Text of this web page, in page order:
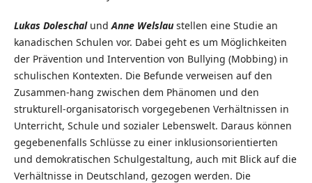
Lukas Doleschal und Anne Welslaustellen eine Studie an
kanadischen Schulen vor. Dabei geht es um Möglichkeiten
der Prävention und Intervention von Bullying (Mobbing) in
schulischen Kontexten. Die Befunde verweisen auf den
Zusammen-hang zwischen dem Phänomen und den
strukturell-organisatorisch vorgegebenen Verhältnissen in
Unterricht, Schule und sozialer Lebenswelt. Daraus können
gegebenenfalls Schlüsse zu einer inklusionsorientierten
und demokratischen Schulgestaltung, auch mit Blick auf die
Verhältnisse in Deutschland, gezogen werden. Die